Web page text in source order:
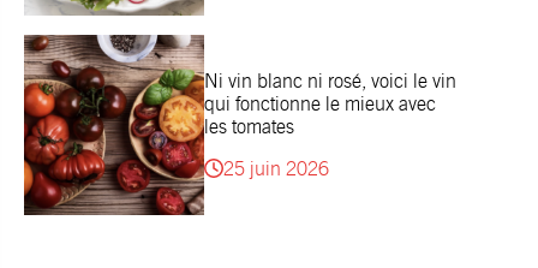
Ni vin blanc ni rosé, voici le vin
qui fonctionne le mieux avec
les tomates
25 juin 2026